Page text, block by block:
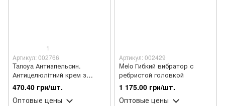
1
Артикул: 002766
Tanoya Антиапельсин.
Антицелюлітний крем з
розігрівальним ефектом, 500
мл
470.40 грн/шт.
Оптовые цены
Артикул: 002429
Melo Гибкий вибратор с
ребристой головкой
1 175.00 грн/шт.
Оптовые цены